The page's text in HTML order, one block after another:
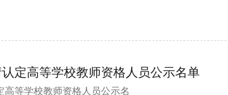
定高等学校教师资格人员公示名单
高等学校教师资格人员公示名